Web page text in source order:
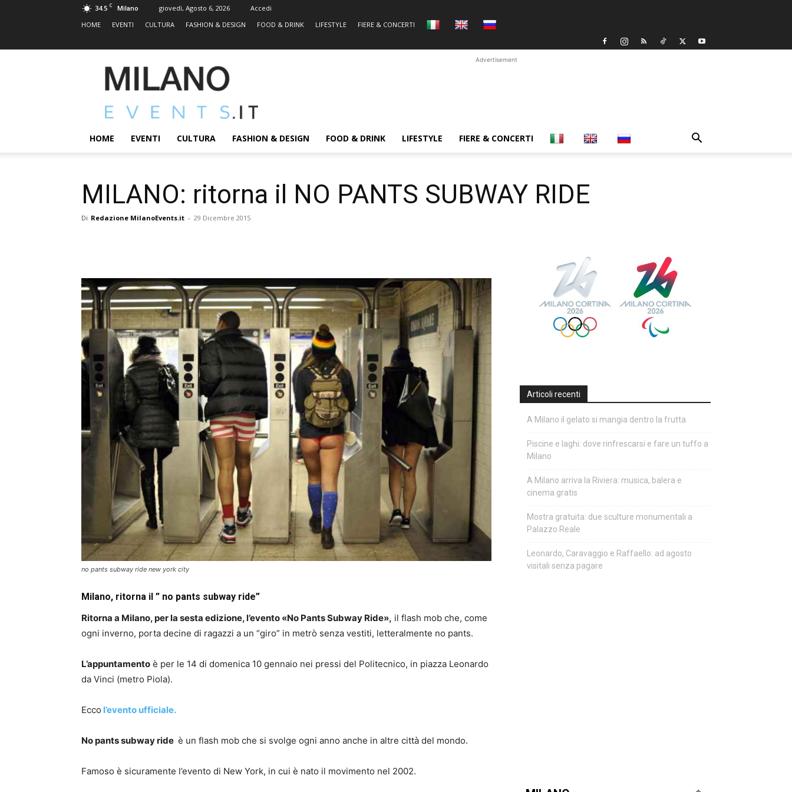
34.5 C Milano giovedì, Agosto 6, 2026
Accedi
HOME
EVENTI CULTURA FASHION & DESIGN FOOD & DRINK LIFESTYLE FIERE & CONCERTI
MILANOEVENTS.IT
|
2.0
ed
Eventi
Advertisement
HOME EVENTI CULTURA FASHION & DESIGN FOOD & DRINK LIFESTYLE FIERE & CONCERTI
MILANO: ritorna il NO PANTS SUBWAY RIDE
Di Redazione MilanoEvents.it - 29 Dicembre 2015
no pants subway ride new york city
Milano, ritorna il ” no pants subway ride”
Ritorna a Milano, per la sesta edizione, l’evento «No Pants Subway Ride», il flash mob che, come
ogni inverno, porta decine di ragazzi a un “giro” in metrò senza vestiti, letteralmente no pants.
L’appuntamento è per le 14 di domenica 10 gennaio nei pressi del Politecnico, in piazza Leonardo
da Vinci (metro Piola).
Ecco l’evento ufficiale.
No pants subway ride è un flash mob che si svolge ogni anno anche in altre città del mondo.
Famoso è sicuramente l’evento di New York, in cui è nato il movimento nel 2002.
Articoli recenti
A Milano il gelato si mangia dentro la frutta
Piscine e laghi: dove rinfrescarsi e fare un tuffo a
Milano
A Milano arriva la Riviera: musica, balera e
cinema gratis
Mostra gratuita: due sculture monumentali a
Palazzo Reale
Leonardo, Caravaggio e Raffaello: ad agosto
visitali senza pagare